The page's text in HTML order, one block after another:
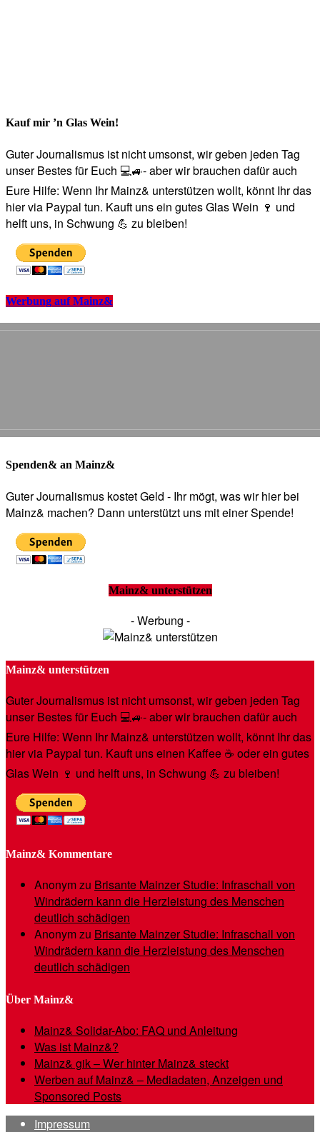
Kauf mir ’n Glas Wein!
Guter Journalismus ist nicht umsonst, wir geben jeden Tag
unser Bestes für Euch 💻🚙- aber wir brauchen dafür auch
Eure Hilfe: Wenn Ihr Mainz& unterstützen wollt, könnt Ihr das
hier via Paypal tun. Kauft uns ein gutes Glas Wein 🍷 und
helft uns, in Schwung 💪 zu bleiben!
Werbung auf Mainz&
Spenden& an Mainz&
Guter Journalismus kostet Geld - Ihr mögt, was wir hier bei
Mainz& machen? Dann unterstützt uns mit einer Spende!
Mainz& unterstützen
- Werbung -
Mainz& unterstützen
Guter Journalismus ist nicht umsonst, wir geben jeden Tag
unser Bestes für Euch 💻🚙- aber wir brauchen dafür auch
Eure Hilfe: Wenn Ihr Mainz& unterstützen wollt, könnt Ihr das
hier via Paypal tun. Kauft uns einen Kaffee ☕️ oder ein gutes
Glas Wein 🍷 und helft uns, in Schwung 💪 zu bleiben!
Mainz& Kommentare
Anonymzu Brisante Mainzer Studie: Infraschall von
Windrädern kann die Herzleistung des Menschen
deutlich schädigen
Anonymzu Brisante Mainzer Studie: Infraschall von
Windrädern kann die Herzleistung des Menschen
deutlich schädigen
Über Mainz&
Mainz& Solidar-Abo: FAQ und Anleitung
Was ist Mainz&?
Mainz& gik – Wer hinter Mainz& steckt
Werben auf Mainz& – Mediadaten, Anzeigen und
Sponsored Posts
Impressum